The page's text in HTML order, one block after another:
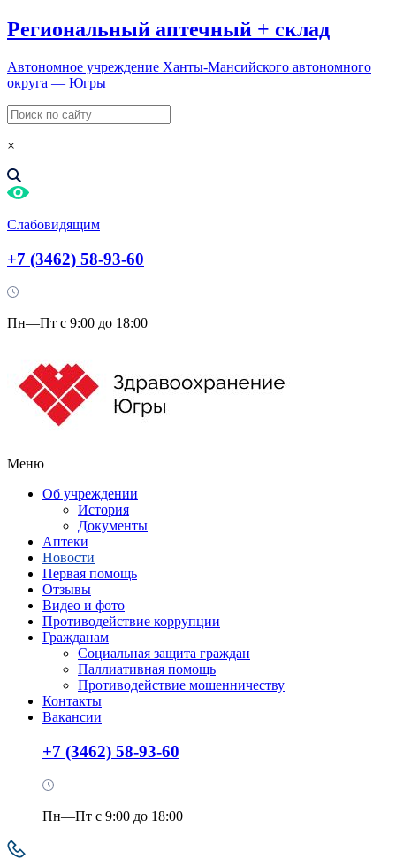
Региональный аптечный + склад
Автономное учреждение Ханты-Мансийского автономного
округа — Югры
×
Слабовидящим
+7 (3462) 58-93-60
Пн—Пт с 9:00 до 18:00
Меню
Об учреждении
История
Документы
Аптеки
Новости
Первая помощь
Отзывы
Видео и фото
Противодействие коррупции
Гражданам
Социальная защита граждан
Паллиативная помощь
Противодействие мошенничеству
Контакты
Вакансии
+7 (3462) 58-93-60
Пн—Пт с 9:00 до 18:00